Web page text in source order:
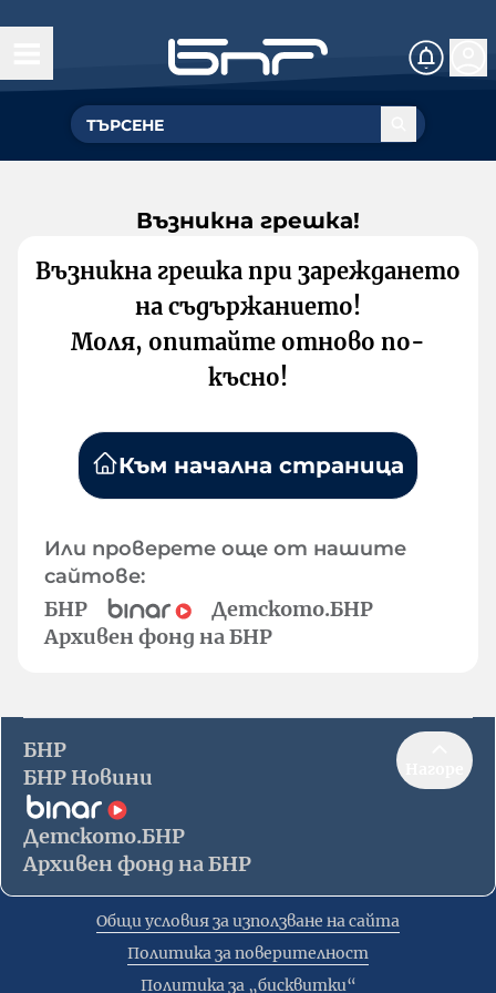
Възникна грешка!
Възникна грешка при зареждането
на съдържанието!
Моля, опитайте отново по-
късно!
Към начална страница
Или проверете още от нашите
сайтове:
БНР
Детското.БНР
Архивен фонд на БНР
БНР
БНР Новини
Детското.БНР
Архивен фонд на БНР
Общи условия за използване на сайта
Политика за поверителност
Политика за „бисквитки“